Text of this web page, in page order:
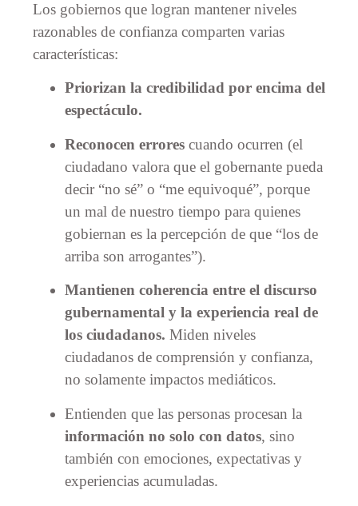
Los gobiernos que logran mantener niveles
razonables de confianza comparten varias
características:
Priorizan la credibilidad por encima del
espectáculo.
Reconocen errores cuando ocurren (el
ciudadano valora que el gobernante pueda
decir “no sé” o “me equivoqué”, porque
un mal de nuestro tiempo para quienes
gobiernan es la percepción de que “los de
arriba son arrogantes”).
Mantienen coherencia entre el discurso
gubernamental y la experiencia real de
los ciudadanos. Miden niveles
ciudadanos de comprensión y confianza,
no solamente impactos mediáticos.
Entienden que las personas procesan la
información no solo con datos, sino
también con emociones, expectativas y
experiencias acumuladas.